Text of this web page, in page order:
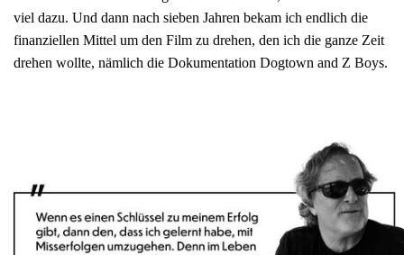
viel dazu. Und dann nach sieben Jahren bekam ich endlich die
finanziellen Mittel um den Film zu drehen, den ich die ganze Zeit
drehen wollte, nämlich die Dokumentation Dogtown and Z Boys.